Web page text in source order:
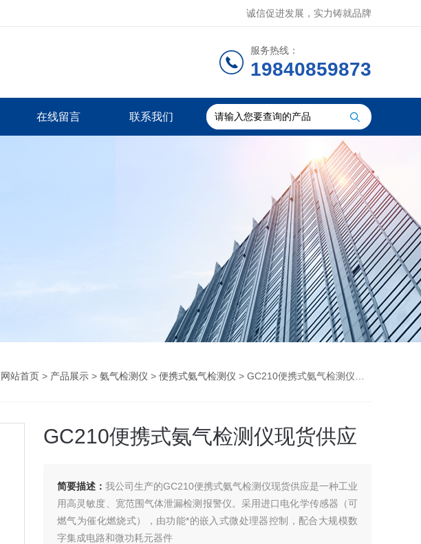
诚信促进发展，实力铸就品牌
服务热线：
19840859873
在线留言 联系我们
网站首页 > 产品展示 > 氨气检测仪 > 便携式氨气检测仪 > GC210便携式氨气检测仪现货供应
GC210便携式氨气检测仪现货供应
简要描述： 我公司生产的GC210便携式氨气检测仪现货供应是一种工业
用高灵敏度、宽范围气体泄漏检测报警仪。采用进口电化学传感器（可
燃气为催化燃烧式），由功能*的嵌入式微处理器控制，配合大规模数
字集成电路和微功耗元器件